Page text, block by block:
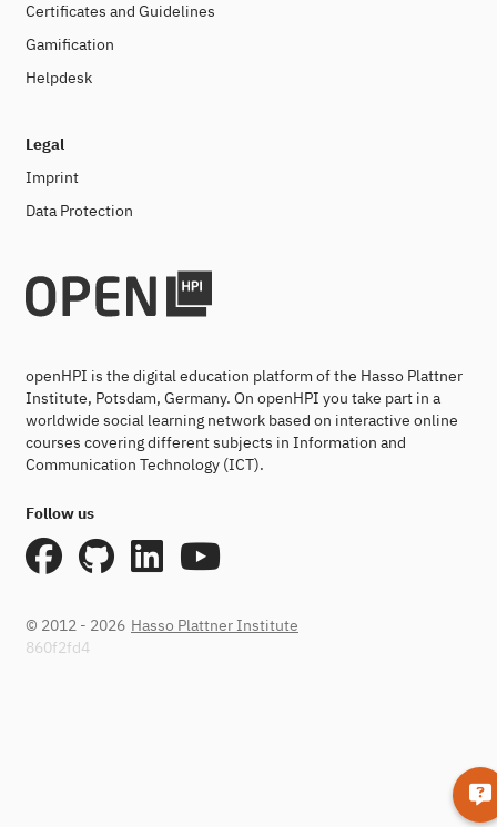
Certificates and Guidelines
Gamification
Helpdesk
Legal
Imprint
Data Protection
openHPI is the digital education platform of the Hasso Plattner
Institute, Potsdam, Germany. On openHPI you take part in a
worldwide social learning network based on interactive online
courses covering different subjects in Information and
Communication Technology (ICT).
Follow us
© 2012 - 2026 Hasso Plattner Institute
860f2fd4